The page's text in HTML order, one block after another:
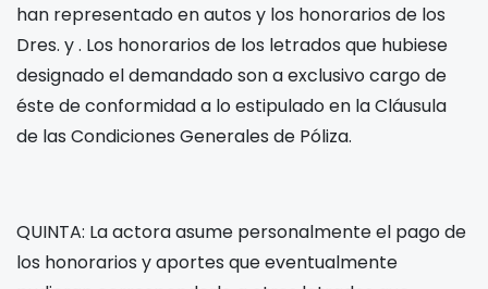
han representado en autos y los honorarios de los
Dres. y. Los honorarios de los letrados que hubiese
designado el demandado son a exclusivo cargo de
éste de conformidad a lo estipulado en la Cláusula
de las Condiciones Generales de Póliza.
QUINTA: La actora asume personalmente el pago de
los honorarios y aportes que eventualmente